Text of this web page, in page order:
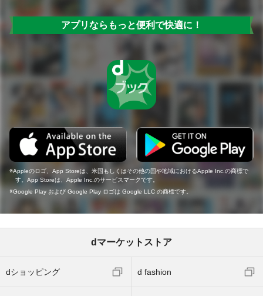
アプリならもっと便利で快適に！
Appleのロゴ、App Storeは、米国もしくはその他の国や地域におけるApple Inc.の商標で
す。App Storeは、Apple Inc.のサービスマークです。
Google Play および Google Play ロゴは Google LLC の商標です。
dマーケットストア
dショッピング d fashion